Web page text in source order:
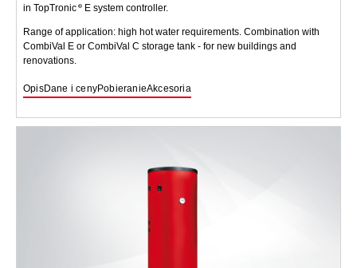
in TopTronic
E system controller.
Range of application: high hot water requirements. Combination with
CombiVal E or CombiVal C storage tank - for new buildings and
renovations.
OpisDane i cenyPobieranieAkcesoria